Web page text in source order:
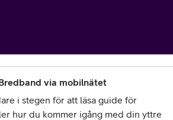
via mobilnätet
i stegen för att läsa guide för
hur du kommer igång med din yttre